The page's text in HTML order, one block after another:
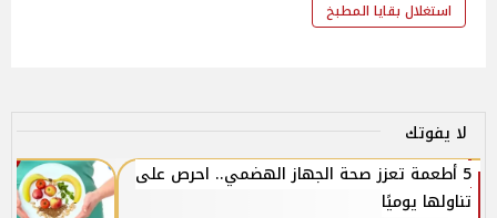
استغلال بقايا المطبخ
لا يفوتك
5 أطعمة تعزز صحة الجهاز الهضمي.. احرص على
تناولها يوميًا